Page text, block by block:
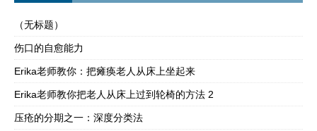
（无标题）
伤口的自愈能力
Erika老师教你：把瘫痪老人从床上坐起来
Erika老师教你把老人从床上过到轮椅的方法 2
压疮的分期之一：深度分类法